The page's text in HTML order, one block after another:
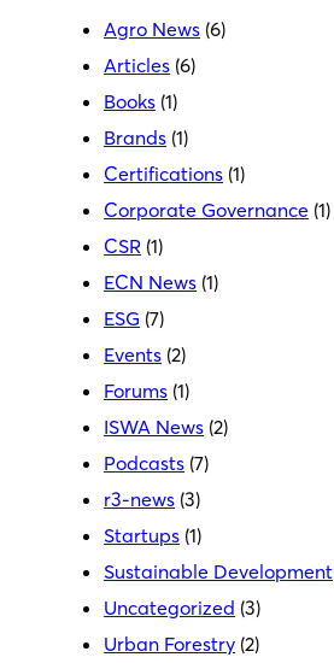
Agro News (6)
Articles (6)
Books (1)
Brands (1)
Certifications (1)
Corporate Governance (1)
CSR (1)
ECN News (1)
ESG (7)
Events (2)
Forums (1)
ISWA News (2)
Podcasts (7)
r3-news (3)
Startups (1)
Sustainable Development
Uncategorized (3)
Urban Forestry (2)